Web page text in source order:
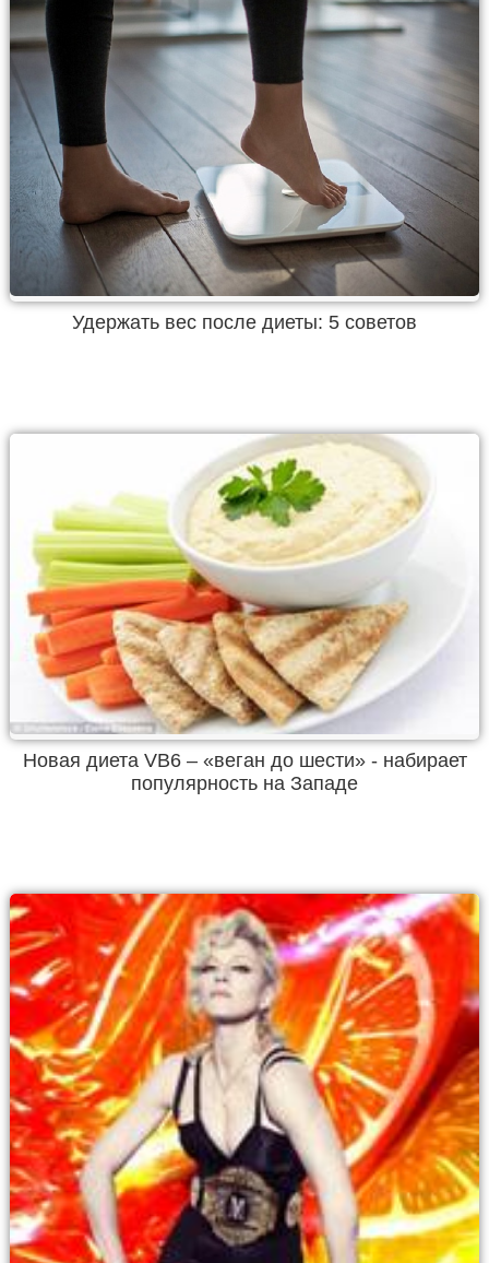
Удержать вес после диеты: 5 советов
Новая диета VB6 – «веган до шести» - набирает
популярность на Западе